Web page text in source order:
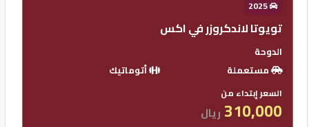
2025
تويوتا لاندكروزر في اكس
الدوحة
مستعملة
أتوماتيك
السعر إبتداء من
310,000 ريال